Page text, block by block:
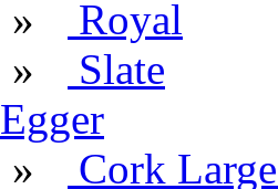
»
Royal
»
Slate
Egger
»
Cork